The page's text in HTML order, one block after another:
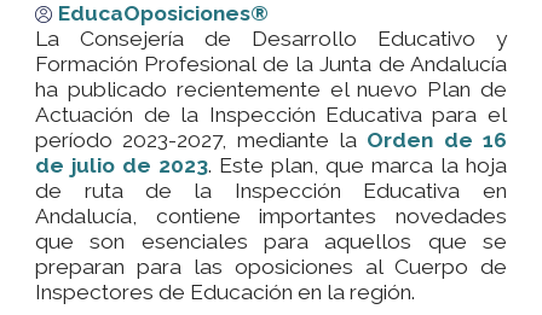
EducaOposiciones®
La Consejería de Desarrollo Educativo y
Formación Profesional de la Junta de Andalucía
ha publicado recientemente el nuevo Plan de
Actuación de la Inspección Educativa para el
período 2023-2027, mediante la Orden de 16
de julio de 2023. Este plan, que marca la hoja
de ruta de la Inspección Educativa en
Andalucía, contiene importantes novedades
que son esenciales para aquellos que se
preparan para las oposiciones al Cuerpo de
Inspectores de Educación en la región.